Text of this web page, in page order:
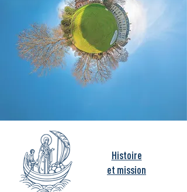
Histoire
et mission